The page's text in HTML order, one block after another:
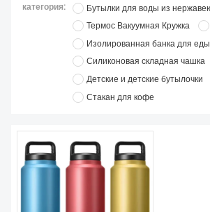
СВЯЖИТЕСЬ С НАМИ
категория:
Термос Вакуумная Кружка
Изолированная банка для еды
Силиконовая складная чашка
Детские и детские бутылочки
Стакан для кофе